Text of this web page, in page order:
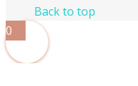
Back to top
0